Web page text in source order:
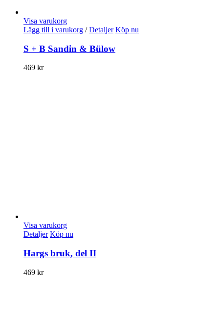
Visa varukorg
Lägg till i varukorg / Detaljer Köp nu
S + B Sandin & Bülow
469 kr
Visa varukorg
Detaljer Köp nu
Hargs bruk, del II
469 kr